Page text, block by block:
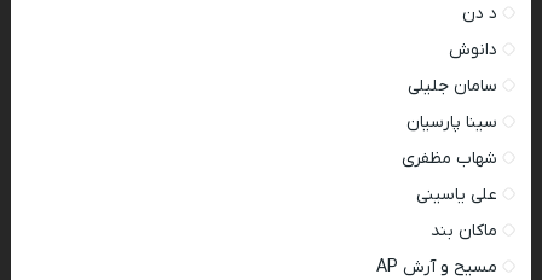
د دن
دانوش
سامان جلیلی
سینا پارسیان
شهاب مظفری
علی یاسینی
ماکان بند
مسیح و آرش AP